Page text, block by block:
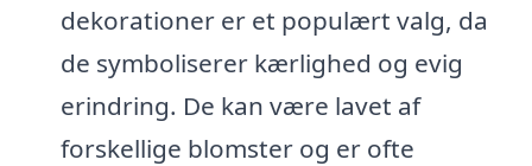
dekorationer er et populært valg, da
de symboliserer kærlighed og evig
erindring. De kan være lavet af
forskellige blomster og er ofte